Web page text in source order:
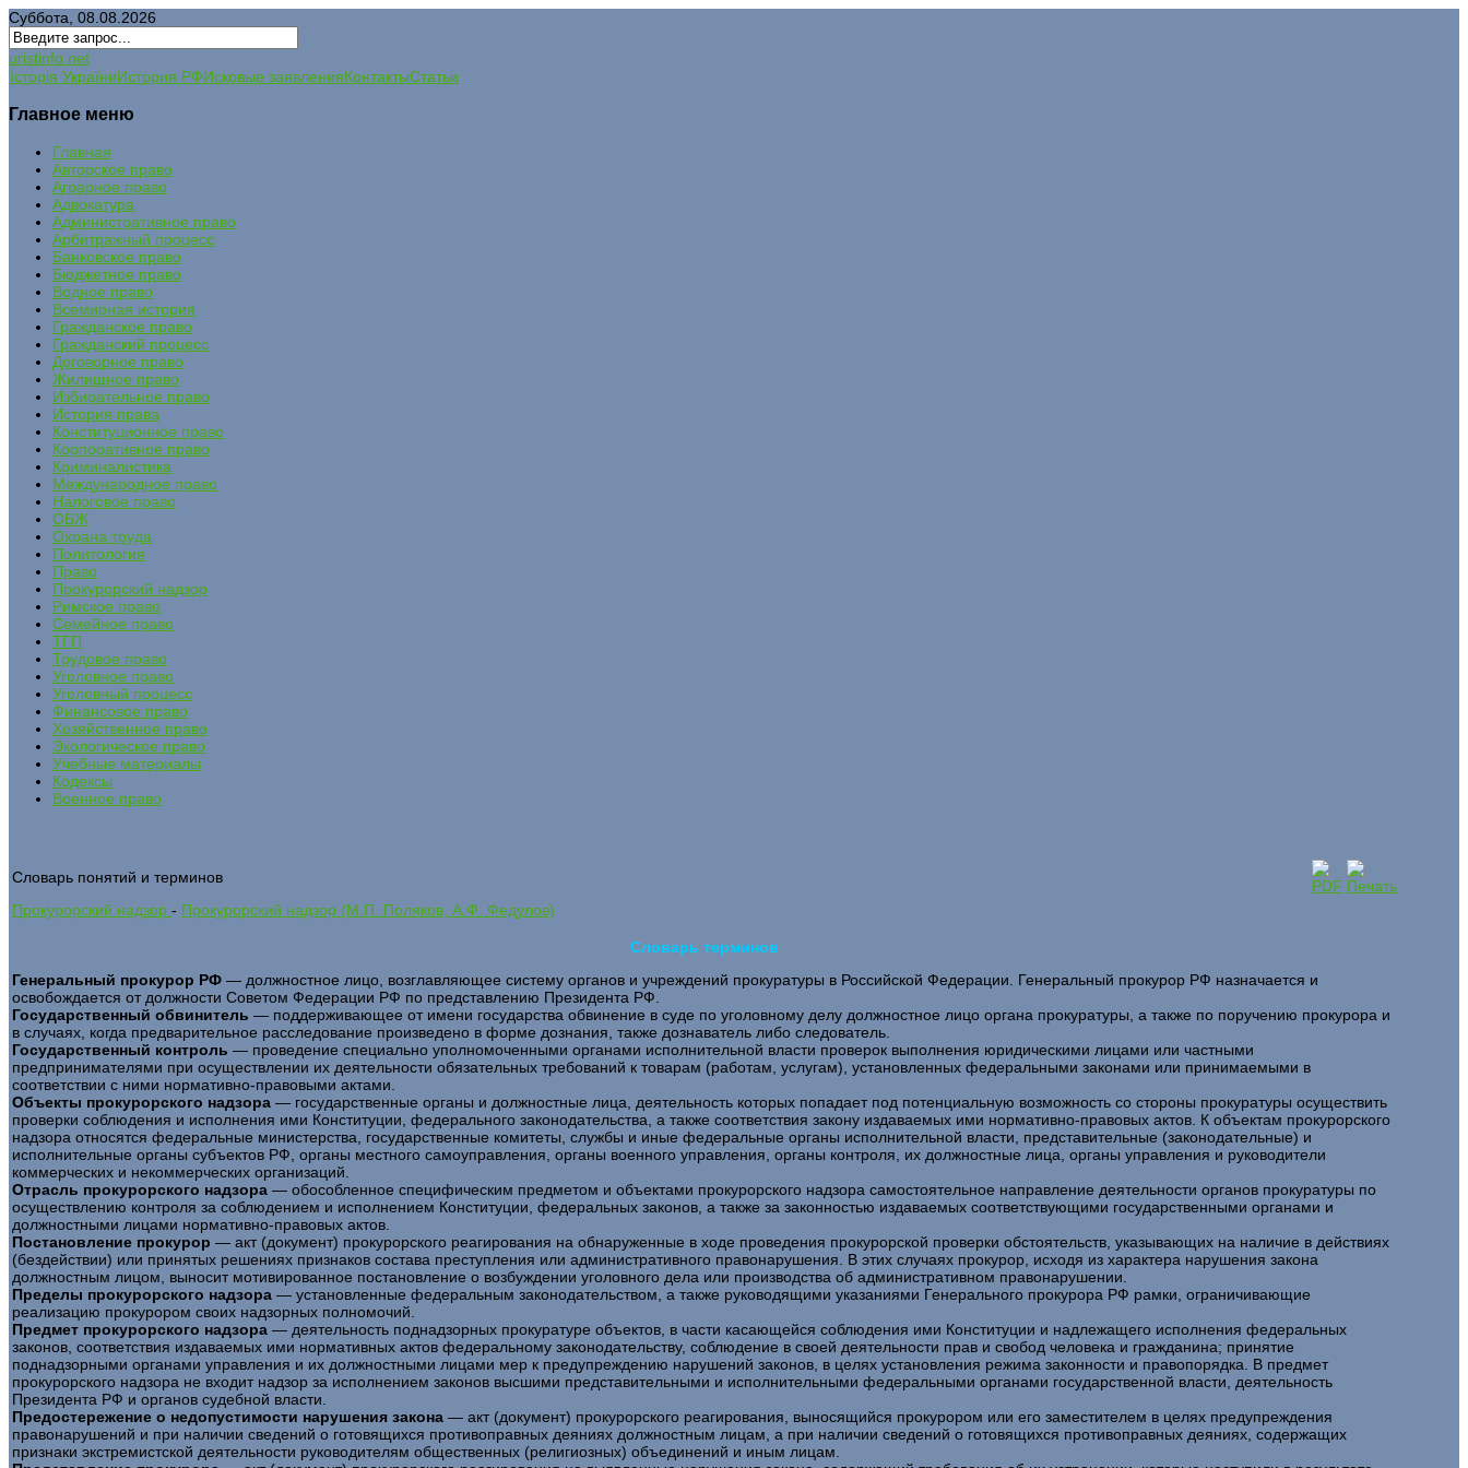
Суббота, 08.08.2026
uristinfo.net
Історія УкраїниИстория РФИсковые заявленияКонтактыСтатьи
Главное меню
Главная
Авторское право
Аграрное право
Адвокатура
Административное право
Арбитражный процесс
Банковское право
Бюджетное право
Водное право
Всемирная история
Гражданское право
Гражданский процесс
Договорное право
Жилищное право
Избирательное право
История права
Конституционное право
Корпоративное право
Криминалистика
Международное право
Налоговое право
ОБЖ
Охрана труда
Политология
Право
Прокурорский надзор
Римское право
Семейное право
ТГП
Трудовое право
Уголовное право
Уголовный процесс
Финансовое право
Хозяйственное право
Экологическое право
Учебные материалы
Кодексы
Военное право
Словарь понятий и терминов
Прокурорский надзор - Прокурорский надзор (М.П. Поляков, А.Ф. Федулов)
Словарь терминов
Генеральный прокурор РФ — должностное лицо, возглавляющее систему органов и учреждений прокуратуры в Российской Федерации. Генеральный прокурор РФ назначается и
освобождается от должности Советом Федерации РФ по представлению Президента РФ.
Государственный обвинитель — поддерживающее от имени государства обвинение в суде по уголовному делу должностное лицо органа прокуратуры, а также по поручению прокурора и
в случаях, когда предварительное расследование произведено в форме дознания, также дознаватель либо следователь.
Государственный контроль — проведение специально уполномоченными органами исполнительной власти проверок выполнения юридическими лицами или частными
предпринимателями при осуществлении их деятельности обязательных требований к товарам (работам, услугам), установленных федеральными законами или принимаемыми в
соответствии с ними нормативно-правовыми актами.
Объекты прокурорского надзора — государственные органы и должностные лица, деятельность которых попадает под потенциальную возможность со стороны прокуратуры осуществить
проверки соблюдения и исполнения ими Конституции, федерального законодательства, а также соответствия закону издаваемых ими нормативно-правовых актов. К объектам прокурорского
надзора относятся федеральные министерства, государственные комитеты, службы и иные федеральные органы исполнительной власти, представительные (законодательные) и
исполнительные органы субъектов РФ, органы местного самоуправления, органы военного управления, органы контроля, их должностные лица, органы управления и руководители
коммерческих и некоммерческих организаций.
Отрасль прокурорского надзора — обособленное специфическим предметом и объектами прокурорского надзора самостоятельное направление деятельности органов прокуратуры по
осуществлению контроля за соблюдением и исполнением Конституции, федеральных законов, а также за законностью издаваемых соответствующими государственными органами и
должностными лицами нормативно-правовых актов.
Постановление прокурор — акт (документ) прокурорского реагирования на обнаруженные в ходе проведения прокурорской проверки обстоятельств, указывающих на наличие в действиях
(бездействии) или принятых решениях признаков состава преступления или административного правонарушения. В этих случаях прокурор, исходя из характера нарушения закона
должностным лицом, выносит мотивированное постановление о возбуждении уголовного дела или производства об административном правонарушении.
Пределы прокурорского надзора — установленные федеральным законодательством, а также руководящими указаниями Генерального прокурора РФ рамки, ограничивающие
реализацию прокурором своих надзорных полномочий.
Предмет прокурорского надзора — деятельность поднадзорных прокуратуре объектов, в части касающейся соблюдения ими Конституции и надлежащего исполнения федеральных
законов, соответствия издаваемых ими нормативных актов федеральному законодательству, соблюдение в своей деятельности прав и свобод человека и гражданина; принятие
поднадзорными органами управления и их должностными лицами мер к предупреждению нарушений законов, в целях установления режима законности и правопорядка. В предмет
прокурорского надзора не входит надзор за исполнением законов высшими представительными и исполнительными федеральными органами государственной власти, деятельность
Президента РФ и органов судебной власти.
Предостережение о недопустимости нарушения закона — акт (документ) прокурорского реагирования, выносящийся прокурором или его заместителем в целях предупреждения
правонарушений и при наличии сведений о готовящихся противоправных деяниях должностным лицам, а при наличии сведений о готовящихся противоправных деяниях, содержащих
признаки экстремистской деятельности руководителям общественных (религиозных) объединений и иным лицам.